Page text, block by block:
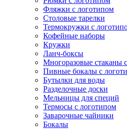
Фляжки с логотипом
Столовые тарелки
Термокружки с
Кофейные наборы
Кружки
Ланч-боксы
Многоразовые стаканы
Пивные бокалы с
Бутылки для воды
Разделочные доски
Мельницы для специй
Термосы с логотипом
Заварочные чайники
Бокалы